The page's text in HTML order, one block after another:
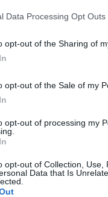
Data Processing Opt Outs
opt-out of the Sharing of
opt-out of the Sale of my
opt-out of processing my
opt-out of Collection,
Data that Is
mindenki
szerint kerülni
zsíros ételek
a tűző
jól szellőző
– írták.
valamint a szív-
is, hogy az